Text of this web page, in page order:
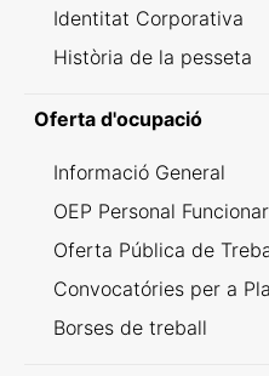
Identitat Corporativa
Història de la pesseta
Oferta d'ocupació
Informació General
OEP Personal
Oferta Pública de
Convocatóries per a
Borses de treball